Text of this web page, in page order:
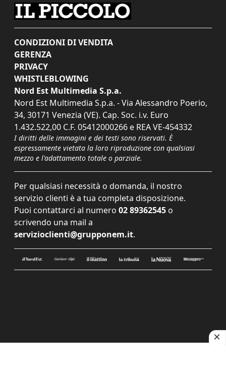
CONDIZIONI DI VENDITA
GERENZA
PRIVACY
WHISTLEBLOWING
Nord Est Multimedia S.p.a.
Nord Est Multimedia S.p.a. - Via Alessandro Poerio,
34, 30171 Venezia (VE). Cap. Soc. i.v. Euro
1.432.522,00 C.F. 05412000266 e REA VE-454332
I diritti delle immagini e dei testi sono riservati. È
espressamente vietata la loro riproduzione con qualsiasi
mezzo e l'adattamento totale o parziale.
Per qualsiasi necessità o domanda, il nostro
servizio clienti è a tua completa disposizione.
Puoi contattarci al numero 02 89362545 o
scrivendo una mail a
servizioclienti@grupponem.it.